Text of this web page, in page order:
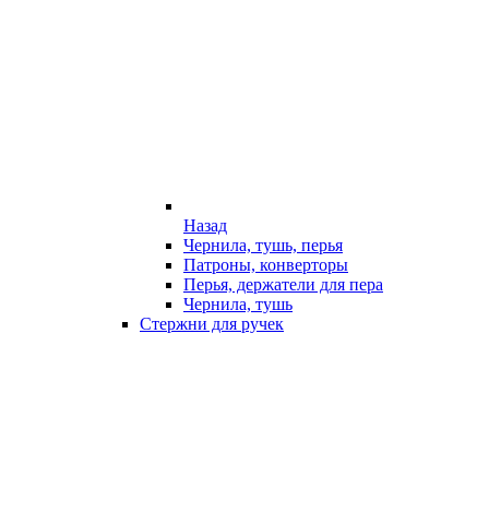
Назад
Чернила, тушь, перья
Патроны, конверторы
Перья, держатели для пера
Чернила, тушь
Стержни для ручек